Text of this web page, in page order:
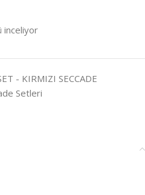
inceliyor
- KIRMIZI SECCADE
Setleri